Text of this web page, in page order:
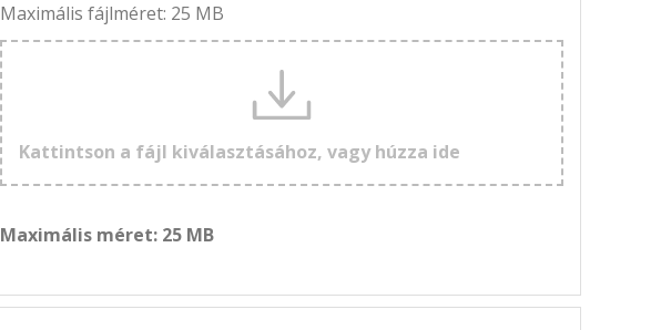
Maximális fájlméret: 25 MB
Kattintson a fájl kiválasztásához, vagy húzza ide
Maximális méret: 25 MB